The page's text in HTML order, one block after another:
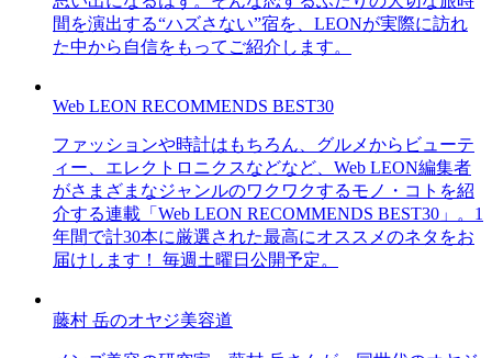
間を演出する“ハズさない”宿を、LEONが実際に訪れ
た中から自信をもってご紹介します。
Web LEON RECOMMENDS BEST30
ファッションや時計はもちろん、グルメからビューテ
ィー、エレクトロニクスなどなど、Web LEON編集者
がさまざまなジャンルのワクワクするモノ・コトを紹
介する連載「Web LEON RECOMMENDS BEST30」。1
年間で計30本に厳選された最高にオススメのネタをお
届けします！ 毎週土曜日公開予定。
藤村 岳のオヤジ美容道